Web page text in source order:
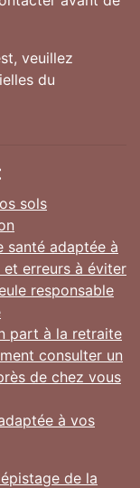
veuillez
du
sols
santé adaptée à
et erreurs à éviter
responsable
part à la retraite
consulter un
de chez vous
à vos
de la